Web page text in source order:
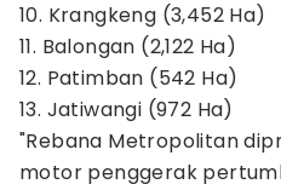
10. Krangkeng (3,452 Ha)
11. Balongan (2,122 Ha)
12. Patimban (542 Ha)
13. Jatiwangi (972 Ha)
"Rebana Metropolitan
motor penggerak